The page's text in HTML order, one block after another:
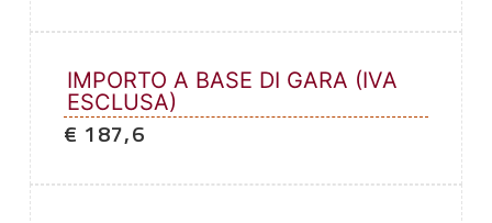
IMPORTO A BASE DI GARA (IVA
ESCLUSA)
€ 187,6